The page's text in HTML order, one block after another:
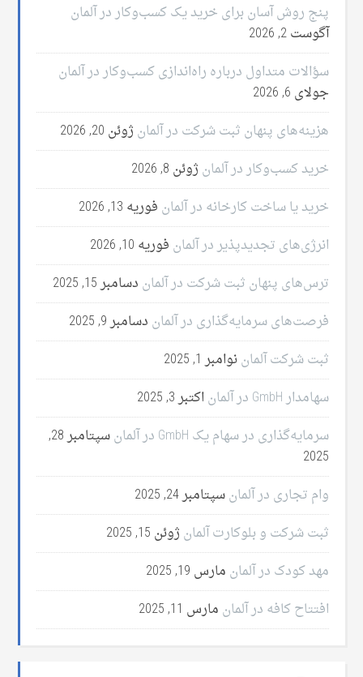
پنج روش آسان برای خرید یک کسب‌وکار در آلمان
آگوست 2, 2026
سؤالات متداول درباره راه‌اندازی کسب‌وکار در آلمان
جولای 6, 2026
هزینه‌های پنهان ثبت شرکت در آلمان ژوئن 20, 2026
خرید کسب‌وکار در آلمان ژوئن 8, 2026
خرید یا ساخت کارخانه در آلمان فوریه 13, 2026
انرژی‌های تجدیدپذیر در آلمان فوریه 10, 2026
ترس‌های پنهان ثبت شرکت در آلمان دسامبر 15, 2025
فرصت‌های سرمایه‌گذاری در آلمان دسامبر 9, 2025
ثبت شرکت آلماننوامبر 1, 2025
سهامدار GmbH در آلمان
اکتبر 3, 2025
سرمایه‌گذاری در سهام یک GmbH در آلمان
سپتامبر 28,
2025
وام تجاری در آلمانسپتامبر 24, 2025
ثبت شرکت و بلوکارت آلمان ژوئن 15, 2025
مهد کودک در آلمان مارس 19, 2025
افتتاح کافه در آلمان مارس 11, 2025